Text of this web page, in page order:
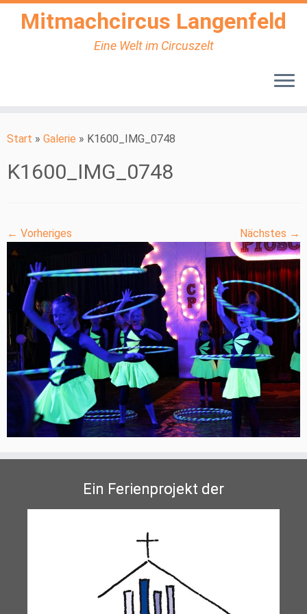
Inhalt
Mitmachcircus Langenfeld
Eine Welt im Circuszelt
Start » Galerie » K1600_IMG_0748
K1600_IMG_0748
← Vorheriges Nächstes →
Ein Ferienprojekt der